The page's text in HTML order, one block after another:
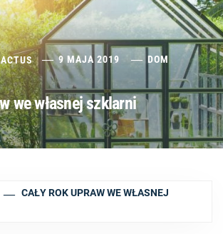
9 MAJA 2019 DOM
we własnej szklarni
CAŁY ROK UPRAW WE WŁASNEJ